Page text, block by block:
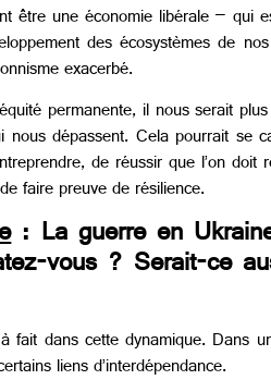
être une économie libérale – qui
des écosystèmes de
exacerbé.
permanente, il nous serait
nous dépassent. Cela pourrait
de réussir que l’on
faire preuve de résilience.
: La guerre en
vous ? Serait-ce
dans cette dynamique. Dans
liens d’interdépendance.